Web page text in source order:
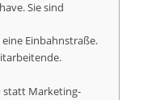
Sie sind
Einbahnstraße.
statt Marketing-